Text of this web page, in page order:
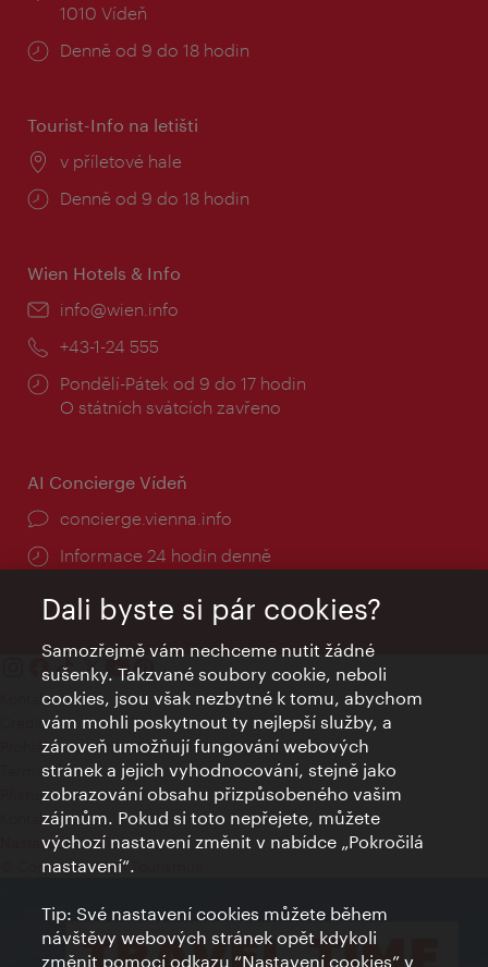
1010 Vídeň
Provozní
Denně od 9 do 18 hodin
Tourist-Info na letišti
Místo:
v příletové hale
Provozní
Denně od 9 do 18 hodin
Wien Hotels & Info
E-
info@wien.info
Telefon:
+43-1-24 555
Provozní
doba:
Pondělí-Pátek od 9 do 17 hodin
O státních svátcích zavřeno
AI Concierge Vídeň
concierge.vienna.info
Informace 24 hodin denně
Kontakty
Credits
Prohlášení o ochraně osobních údajů
Terms of Use
Přístupnost
Kontakt pro tisk
Nastavení cookies
© Copyright Wien Tourismus
Dali byste si pár cookies?
Samozřejmě vám nechceme nutit žádné
sušenky. Takzvané soubory cookie, neboli
cookies, jsou však nezbytné k tomu, abychom
vám mohli poskytnout ty nejlepší služby, a
zároveň umožňují fungování webových
stránek a jejich vyhodnocování, stejně jako
zobrazování obsahu přizpůsobeného vašim
zájmům. Pokud si toto nepřejete, můžete
výchozí nastavení změnit v nabídce „Pokročilá
nastavení“.
Tip: Své nastavení cookies můžete během
návštěvy webových stránek opět kdykoli
změnit pomocí odkazu “Nastavení cookies” v